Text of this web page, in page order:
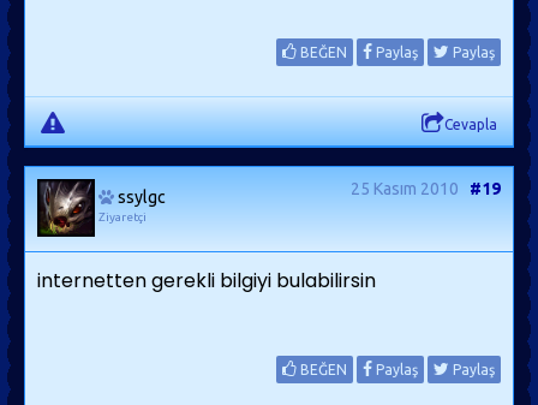
BEĞEN Paylaş Paylaş
Cevapla
ssylgc
Ziyaretçi
25 Kasım 2010 #19
internetten gerekli bilgiyi bulabilirsin
BEĞEN Paylaş Paylaş